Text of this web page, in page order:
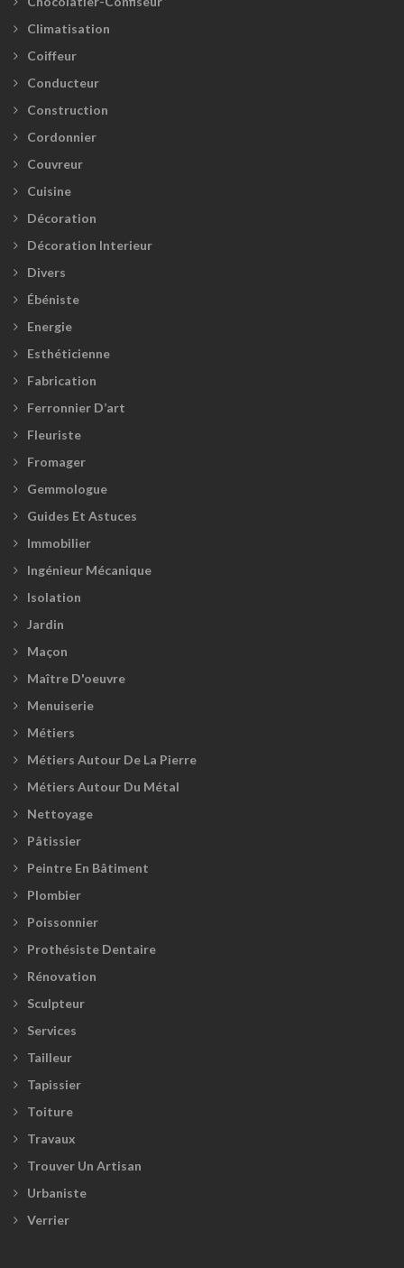
Climatisation
Coiffeur
Conducteur
Construction
Cordonnier
Couvreur
Cuisine
Décoration
Décoration Interieur
Divers
Ébéniste
Energie
Esthéticienne
Fabrication
Ferronnier D’art
Fleuriste
Fromager
Gemmologue
Guides Et Astuces
Immobilier
Ingénieur Mécanique
Isolation
Jardin
Maçon
Maître D'oeuvre
Menuiserie
Métiers
Métiers Autour De La Pierre
Métiers Autour Du Métal
Nettoyage
Pâtissier
Peintre En Bâtiment
Plombier
Poissonnier
Prothésiste Dentaire
Rénovation
Sculpteur
Services
Tailleur
Tapissier
Toiture
Travaux
Trouver Un Artisan
Urbaniste
Verrier